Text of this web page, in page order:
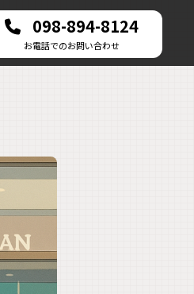
098-894-8124